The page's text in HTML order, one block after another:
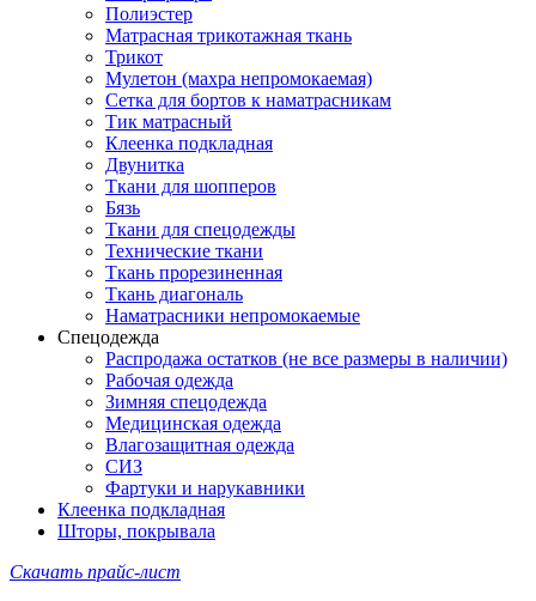
Полиэстер
Матрасная трикотажная ткань
Трикот
Мулетон (махра непромокаемая)
Сетка для бортов к наматрасникам
Тик матрасный
Клеенка подкладная
Двунитка
Ткани для шопперов
Бязь
Ткани для спецодежды
Технические ткани
Ткань прорезиненная
Ткань диагональ
Наматрасники непромокаемые
Спецодежда
Распродажа остатков (не все размеры в наличии)
Рабочая одежда
Зимняя спецодежда
Медицинская одежда
Влагозащитная одежда
СИЗ
Фартуки и нарукавники
Клеенка подкладная
Шторы, покрывала
Скачать прайс-лист